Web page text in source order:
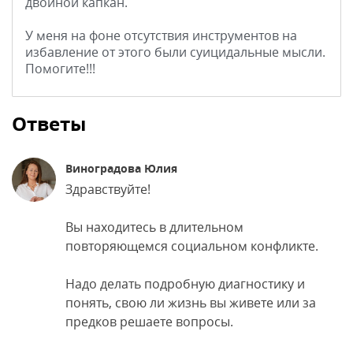
У меня на фоне отсутствия инструментов на
избавление от этого были суицидальные мысли.
Помогите!!!
Ответы
Виноградова Юлия
Здравствуйте!
Вы находитесь в длительном
повторяющемся социальном конфликте.
Надо делать подробную диагностику и
понять, свою ли жизнь вы живете или за
предков решаете вопросы.